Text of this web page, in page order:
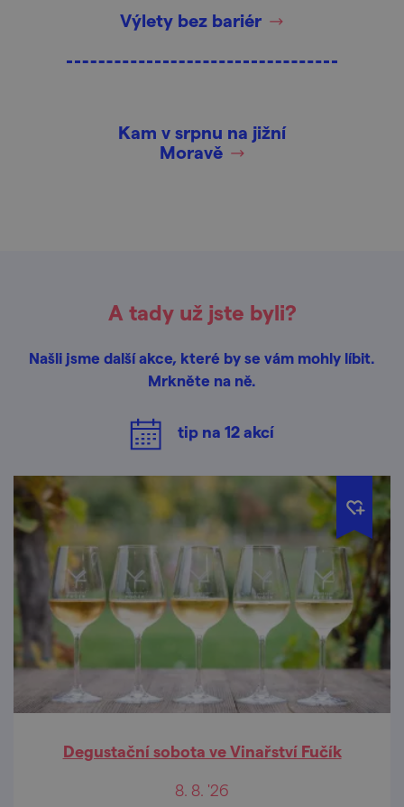
Výlety bez bariér
Kam v srpnu na jižní
Moravě
A tady už jste byli?
Našli jsme další akce, které by se vám mohly líbit.
Mrkněte na ně.
tip na 12akcí
Degustační sobota ve Vinařství Fučík
8. 8. '26